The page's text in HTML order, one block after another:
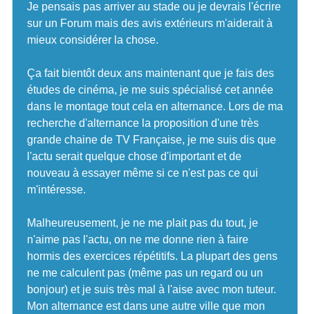
Je pensais pas arriver au stade ou je devrais l'écrire
sur un Forum mais des avis extérieurs m'aiderait à
mieux considérer la chose.
Ça fait bientôt deux ans maintenant que je fais des
études de cinéma, je me suis spécialisé cet année
dans le montage tout cela en alternance. Lors de ma
recherche d'alternance la proposition d'une très
grande chaine de TV Française, je me suis dis que
l'actu serait quelque chose d'important et de
nouveau à essayer même si ce n'est pas ce qui
m'intéresse.
Malheureusement, je ne me plait pas du tout, je
n'aime pas l'actu, on ne me donne rien à faire
hormis des exercices répétitifs. La plupart des gens
ne me calculent pas (même pas un regard ou un
bonjour) et je suis très mal à l'aise avec mon tuteur.
Mon alternance est dans une autre ville que mon